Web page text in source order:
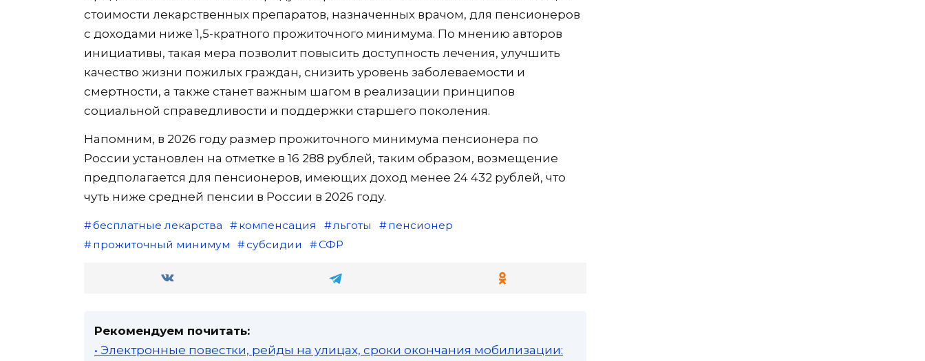
стоимости лекарственных препаратов, назначенных врачом, для пенсионеров
с доходами ниже 1,5-кратного прожиточного минимума. По мнению авторов
инициативы, такая мера позволит повысить доступность лечения, улучшить
качество жизни пожилых граждан, снизить уровень заболеваемости и
смертности, а также станет важным шагом в реализации принципов
социальной справедливости и поддержки старшего поколения.
Напомним, в 2026 году размер прожиточного минимума пенсионера по
России установлен на отметке в 16 288 рублей, таким образом, возмещение
предполагается для пенсионеров, имеющих доход менее 24 432 рублей, что
чуть ниже средней пенсии в России в 2026 году.
бесплатные лекарства компенсация льготы
пенсионер
прожиточный минимум
субсидии СФР
Рекомендуем почитать:
• Электронные повестки, рейды на улицах, сроки окончания мобилизации: